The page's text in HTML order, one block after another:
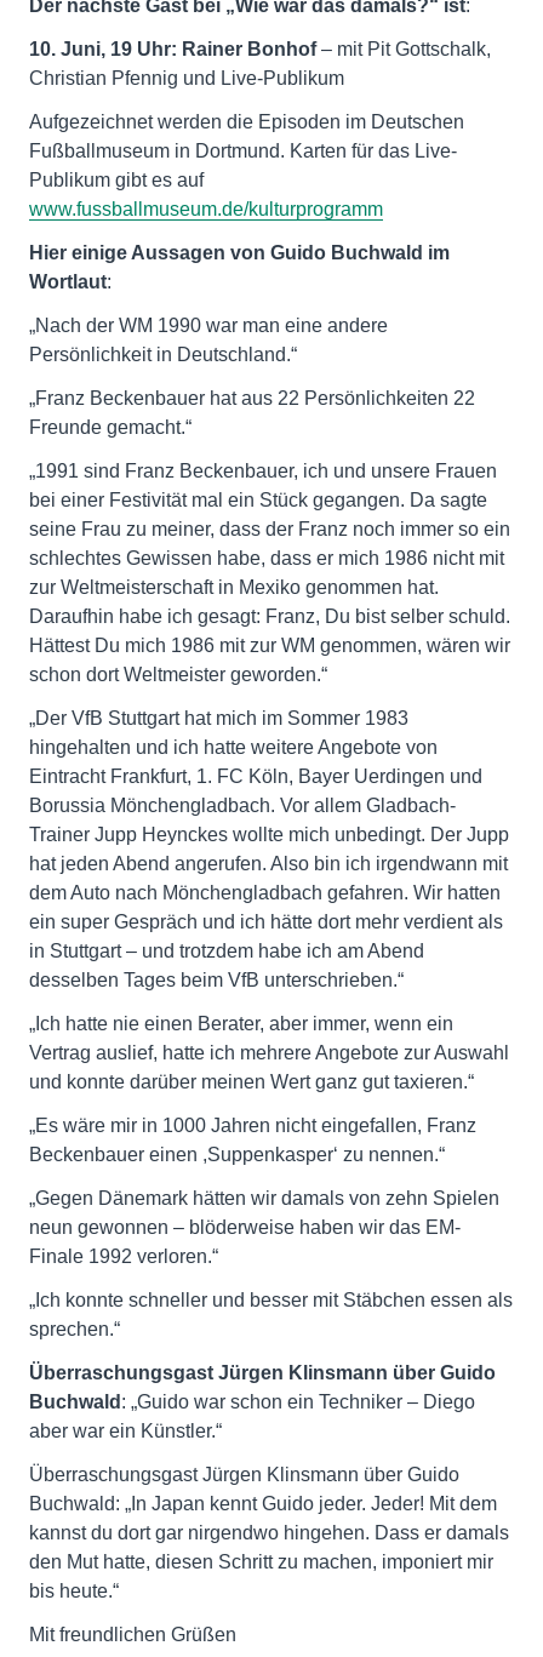
Der nächste Gast bei „Wie war das damals?“ ist:
10. Juni, 19 Uhr: Rainer Bonhof– mit Pit Gottschalk,
Christian Pfennig und Live-Publikum
Aufgezeichnet werden die Episoden im Deutschen
Fußballmuseum in Dortmund. Karten für das Live-
Publikum gibt es auf
www.fussballmuseum.de/kulturprogramm
Hier einige Aussagen von Guido Buchwald im
Wortlaut:
„Nach der WM 1990 war man eine andere
Persönlichkeit in Deutschland.“
„Franz Beckenbauer hat aus 22 Persönlichkeiten 22
Freunde gemacht.“
„1991 sind Franz Beckenbauer, ich und unsere Frauen
bei einer Festivität mal ein Stück gegangen. Da sagte
seine Frau zu meiner, dass der Franz noch immer so ein
schlechtes Gewissen habe, dass er mich 1986 nicht mit
zur Weltmeisterschaft in Mexiko genommen hat.
Daraufhin habe ich gesagt: Franz, Du bist selber schuld.
Hättest Du mich 1986 mit zur WM genommen, wären wir
schon dort Weltmeister geworden.“
„Der VfB Stuttgart hat mich im Sommer 1983
hingehalten und ich hatte weitere Angebote von
Eintracht Frankfurt, 1. FC Köln, Bayer Uerdingen und
Borussia Mönchengladbach. Vor allem Gladbach-
Trainer Jupp Heynckes wollte mich unbedingt. Der Jupp
hat jeden Abend angerufen. Also bin ich irgendwann mit
dem Auto nach Mönchengladbach gefahren. Wir hatten
ein super Gespräch und ich hätte dort mehr verdient als
in Stuttgart – und trotzdem habe ich am Abend
desselben Tages beim VfB unterschrieben.“
„Ich hatte nie einen Berater, aber immer, wenn ein
Vertrag auslief, hatte ich mehrere Angebote zur Auswahl
und konnte darüber meinen Wert ganz gut taxieren.“
„Es wäre mir in 1000 Jahren nicht eingefallen, Franz
Beckenbauer einen ,Suppenkasper‘ zu nennen.“
„Gegen Dänemark hätten wir damals von zehn Spielen
neun gewonnen – blöderweise haben wir das EM-
Finale 1992 verloren.“
„Ich konnte schneller und besser mit Stäbchen essen als
sprechen.“
Überraschungsgast Jürgen Klinsmann über Guido
Buchwald : „Guido war schon ein Techniker – Diego
aber war ein Künstler.“
Überraschungsgast Jürgen Klinsmann über Guido
Buchwald: „In Japan kennt Guido jeder. Jeder! Mit dem
kannst du dort gar nirgendwo hingehen. Dass er damals
den Mut hatte, diesen Schritt zu machen, imponiert mir
bis heute.“
Mit freundlichen Grüßen